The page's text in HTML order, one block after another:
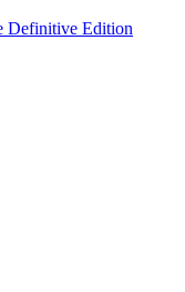
Definitive Edition